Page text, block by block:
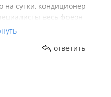
на сутки, кондиционер
весь фреон
трубки. Вывод один -
что сделать -
от нас не
ответить